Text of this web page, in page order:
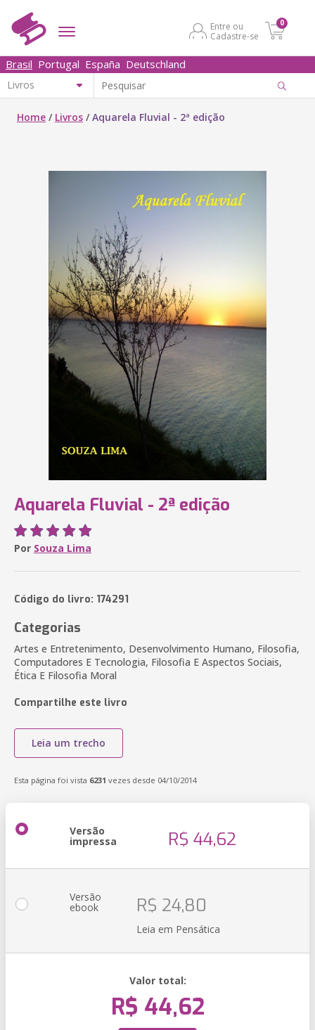
Entre ou
Cadastre-se
0
Brasil Portugal España Deutschland
Home / Livros /Aquarela Fluvial - 2ª edição
Aquarela Fluvial - 2ª edição
Por Souza Lima
Código do livro: 174291
Categorias
Artes e Entretenimento, Desenvolvimento Humano, Filosofia,
Computadores E Tecnologia, Filosofia E Aspectos Sociais,
Ética E Filosofia Moral
Compartilhe este livro
Leia um trecho
Esta página foi vista 6231 vezes desde 04/10/2014
Versão
impressa R$ 44,62
Versão
ebook R$ 24,80
Leia em Pensática
Valor total:
R$ 44,62